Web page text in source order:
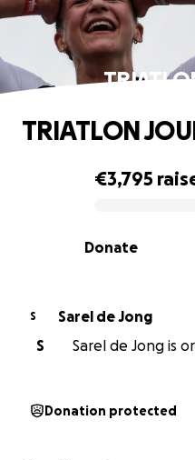
0% complete
€3,795
Donate
TRIATLON
S
Sarel de Jong
S
Sarel de Jong is
Donation protected